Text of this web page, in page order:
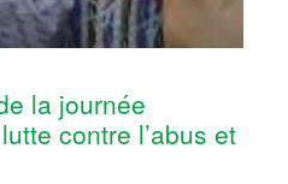
la journée
contre l’abus et